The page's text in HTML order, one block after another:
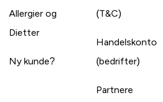
Allergier og
Dietter
Ny kunde?
(T&C)
Handelskonto
(bedrifter)
Partnere